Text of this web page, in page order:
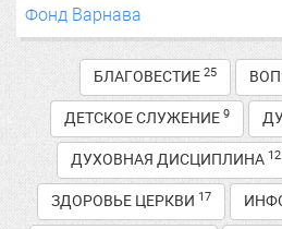
Фонд Варнава
БЛАГОВЕСТИЕ 25
ДЕТСКОЕ СЛУЖЕНИЕ 9
ДУХОВНАЯ ДИСЦИПЛИНА 12
ЗДОРОВЬЕ ЦЕРКВИ 17